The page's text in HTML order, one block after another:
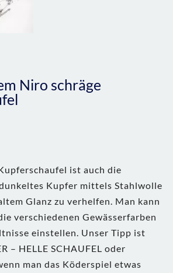
Niro schräge
ist auch die
Kupfer mittels Stahlwolle
Glanz zu verhelfen. Man kann
verschiedenen Gewässerfarben
einstellen. Unser Tipp ist
– HELLE SCHAUFEL oder
man das Köderspiel etwas